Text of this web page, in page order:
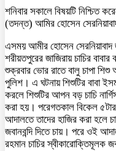
শনিবার সকালে বিষয়টি নিশ্চিত
(তদন্ত) আমির হোসেন
এসময় আমীর হোসেন সেরনিয়াবাদ
শরীয়তপুরের জাজিরায় চাচির
শুক্রবার ভোর রাতে বালু চাপা
পুলিশ। এ ঘটনায় শিশুটির বাবা
করলে শিশুটির আপন বড় চাচি
করা হয়। পরেগতকাল বিকেল ৫টার
আদালতে তাদের হাজির করা হলে
জবানবন্দি দিতে চায়। পরে ওই
রহমান চাচির স্বীকারোক্তিমূলক